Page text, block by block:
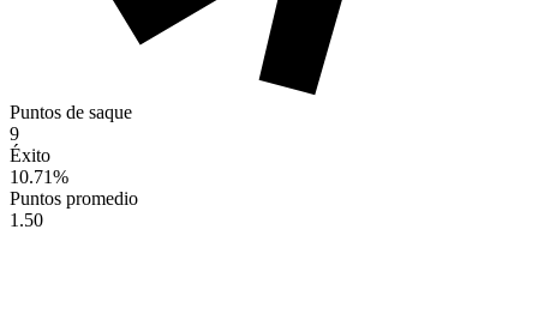
Puntos de saque
9
Éxito
10.71%
Puntos promedio
1.50